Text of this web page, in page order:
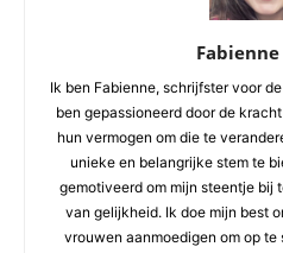
Ik ben Fabienne, schrijfster voor
ben gepassioneerd door de
hun vermogen om die te
unieke en belangrijke stem te
gemotiveerd om mijn steentje bij
van gelijkheid. Ik doe mijn best
vrouwen aanmoedigen om op